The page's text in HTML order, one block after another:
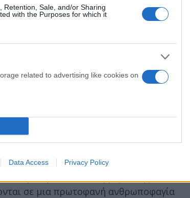
Retention, Sale, and/or Sharing
with the Purposes for which it
related to advertising like cookies on
Data Access Privacy Policy
της φιλοζωικής οργάνωσης
στον δήμο Θεσσαλονίκης είναι η
τα μεγαλύτερα ποσά.
στειρώσεων από τον δήμο
τους νόμους που η ίδια
ηθική τόσο από τη μεριά της Πολιτείας
σε μια πρωτοφανή ανθρωποφαγία